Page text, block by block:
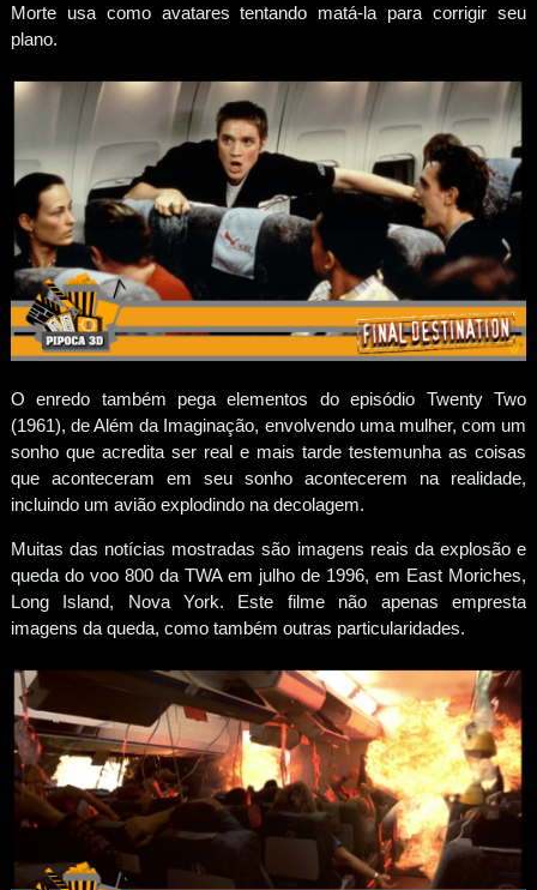
Morte usa como avatares tentando matá-la para corrigir seu
plano.
O enredo também pega elementos do episódio Twenty Two
(1961), de Além da Imaginação, envolvendo uma mulher, com um
sonho que acredita ser real e mais tarde testemunha as coisas
que aconteceram em seu sonho acontecerem na realidade,
incluindo um avião explodindo na decolagem.
Muitas das notícias mostradas são imagens reais da explosão e
queda do voo 800 da TWA em julho de 1996, em East Moriches,
Long Island, Nova York. Este filme não apenas empresta
imagens da queda, como também outras particularidades.